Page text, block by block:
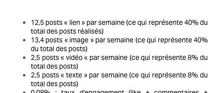
12,5 posts « lien » par semaine (ce qui représente 40% du
total des posts réalisés)
13,4 posts « image » par semaine (ce qui représente 40%
du total des posts)
2,5 posts « vidéo « par semaine (ce qui représente 8% du
total des posts)
2,5 posts « texte » par semaine (ce qui représente 8% du
total des posts)